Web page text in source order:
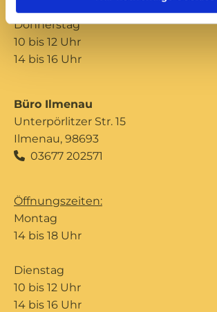
Donnerstag
10 bis 12 Uhr
14 bis 16 Uhr
Büro Ilmenau
Unterpörlitzer Str. 15
Ilmenau, 98693
 03677 202571
Öffnungszeiten:
Montag
14 bis 18 Uhr
Dienstag
10 bis 12 Uhr
14 bis 16 Uhr